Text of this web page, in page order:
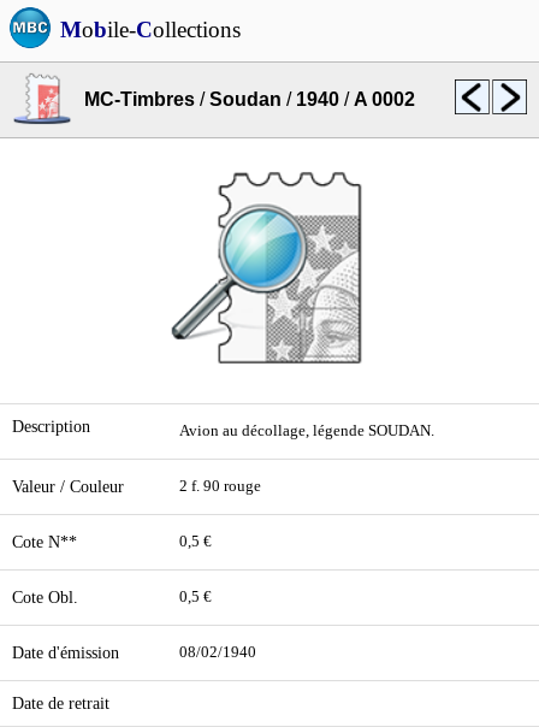
Mobile-Collections
MC-Timbres /Soudan / 1940 /A 0002
Description Avion au décollage, légende SOUDAN.
Valeur / Couleur 2 f. 90 rouge
Cote N** 0,5 €
Cote Obl. 0,5 €
Date d'émission 08/02/1940
Date de retrait